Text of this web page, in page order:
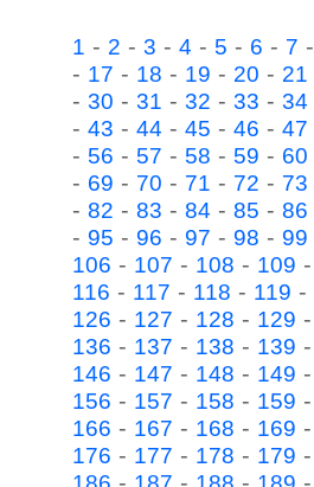
1 - 2 - 3 - 4 - 5 - 6 - 7 -
- 17 - 18 - 19 - 20 - 21
- 30 - 31 - 32 - 33 - 34
- 43 - 44 - 45 - 46 - 47
- 56 - 57 - 58 - 59 - 60
- 69 - 70 - 71 - 72 - 73
- 82 - 83 - 84 - 85 - 86
- 95 - 96 - 97 - 98 - 99
106 - 107 - 108 - 109 -
116 - 117 - 118 - 119 -
126 - 127 - 128 - 129 -
136 - 137 - 138 - 139 -
146 - 147 - 148 - 149 -
156 - 157 - 158 - 159 -
166 - 167 - 168 - 169 -
176 - 177 - 178 - 179 -